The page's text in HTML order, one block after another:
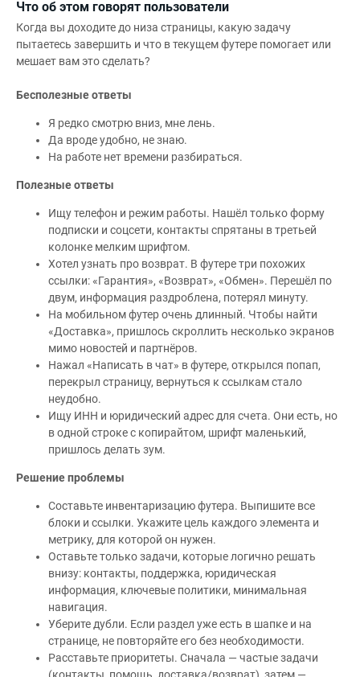
Что об этом говорят пользователи
Когда вы доходите до низа страницы, какую задачу
пытаетесь завершить и что в текущем футере помогает или
мешает вам это сделать?
Бесполезные ответы
Я редко смотрю вниз, мне лень.
Да вроде удобно, не знаю.
На работе нет времени разбираться.
Полезные ответы
Ищу телефон и режим работы. Нашёл только форму
подписки и соцсети, контакты спрятаны в третьей
колонке мелким шрифтом.
Хотел узнать про возврат. В футере три похожих
ссылки: «Гарантия», «Возврат», «Обмен». Перешёл по
двум, информация раздроблена, потерял минуту.
На мобильном футер очень длинный. Чтобы найти
«Доставка», пришлось скроллить несколько экранов
мимо новостей и партнёров.
Нажал «Написать в чат» в футере, открылся попап,
перекрыл страницу, вернуться к ссылкам стало
неудобно.
Ищу ИНН и юридический адрес для счета. Они есть, но
в одной строке с копирайтом, шрифт маленький,
пришлось делать зум.
Решение проблемы
Составьте инвентаризацию футера. Выпишите все
блоки и ссылки. Укажите цель каждого элемента и
метрику, для которой он нужен.
Оставьте только задачи, которые логично решать
внизу: контакты, поддержка, юридическая
информация, ключевые политики, минимальная
навигация.
Уберите дубли. Если раздел уже есть в шапке и на
странице, не повторяйте его без необходимости.
Расставьте приоритеты. Сначала — частые задачи